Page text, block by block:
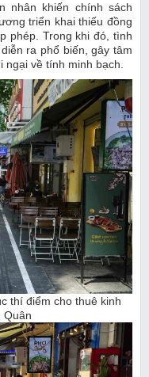
nhân khiến chính sách
triển khai thiếu đồng
phép. Trong khi đó, tình
ra phổ biến, gây tâm
ngại về tính minh bạch.
thí điểm cho thuê kinh
Quân